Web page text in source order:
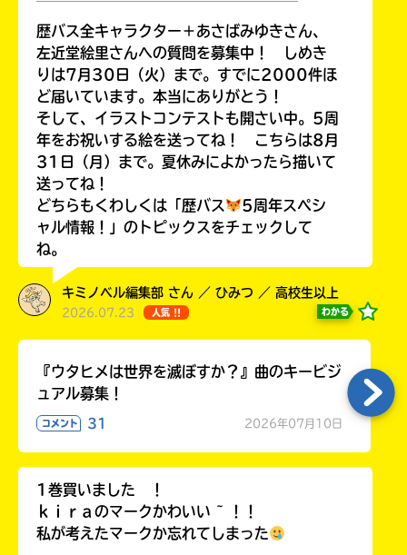
Loading...
歴バス全キャラクター＋あさばみゆきさん、
左近堂絵里さんへの質問を募集中！ しめき
りは7月30日（火）まで。すでに2000件ほ
ど届いています。本当にありがとう！
そして、イラストコンテストも開さい中。5周
年をお祝いする絵を送ってね！ こちらは8月
31日（月）まで。夏休みによかったら描いて
送ってね！
どちらもくわしくは「歴バス
5周年スペシ
ャル情報！」のトピックスをチェックして
ね。
キミノベル編集部 さん ／ ひみつ ／ 高校生以上
2026.07.23 人気 !! わかる
『ウタヒメは世界を滅ぼすか？』曲のキービジ
ュアル募集！
コメント 31 2026年07月10日
1巻買いました ！
ｋｉｒａのマークかわいい ~ ！！
私が考えたマークか忘れてしまった
入
内
に
の
で、